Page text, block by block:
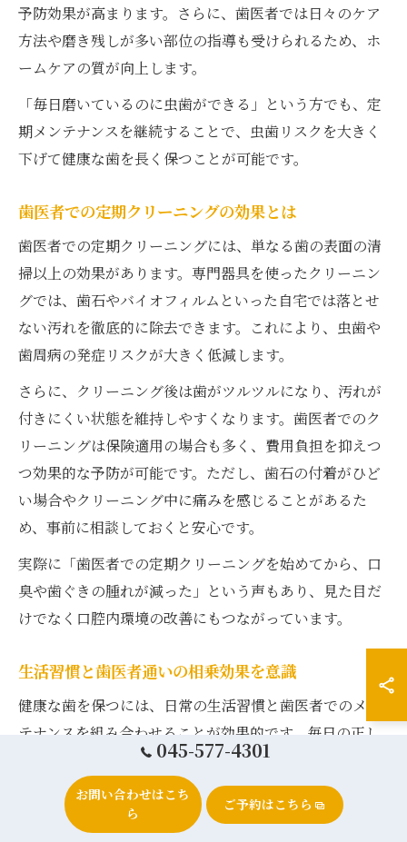
予防効果が高まります。さらに、歯医者では日々のケア
方法や磨き残しが多い部位の指導も受けられるため、ホ
ームケアの質が向上します。
「毎日磨いているのに虫歯ができる」という方でも、定
期メンテナンスを継続することで、虫歯リスクを大きく
下げて健康な歯を長く保つことが可能です。
歯医者での定期クリーニングの効果とは
歯医者での定期クリーニングには、単なる歯の表面の清
掃以上の効果があります。専門器具を使ったクリーニン
グでは、歯石やバイオフィルムといった自宅では落とせ
ない汚れを徹底的に除去できます。これにより、虫歯や
歯周病の発症リスクが大きく低減します。
さらに、クリーニング後は歯がツルツルになり、汚れが
付きにくい状態を維持しやすくなります。歯医者でのク
リーニングは保険適用の場合も多く、費用負担を抑えつ
つ効果的な予防が可能です。ただし、歯石の付着がひど
い場合やクリーニング中に痛みを感じることがあるた
め、事前に相談しておくと安心です。
実際に「歯医者での定期クリーニングを始めてから、口
臭や歯ぐきの腫れが減った」という声もあり、見た目だ
けでなく口腔内環境の改善にもつながっています。
生活習慣と歯医者通いの相乗効果を意識
健康な歯を保つには、日常の生活習慣と歯医者でのメン
テナンスを組み合わせることが効果的です。毎日の正し
い歯磨きやバランスの良い食生活に加え、定期的なプロ
のチェックを受けることで、虫歯や歯周病のリスクを最
小限に抑えられます。
045-577-4301
お問い合わせはこち
ら
ご予約はこちら